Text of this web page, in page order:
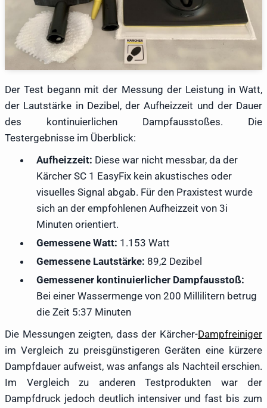
Der Test begann mit der Messung der Leistung in Watt,
der Lautstärke in Dezibel, der Aufheizzeit und der Dauer
des kontinuierlichen Dampfausstoßes. Die
Testergebnisse im Überblick:
Aufheizzeit: Diese war nicht messbar, da der
Kärcher SC 1 EasyFix kein akustisches oder
visuelles Signal abgab. Für den Praxistest wurde
sich an der empfohlenen Aufheizzeit von 3i
Minuten orientiert.
Gemessene Watt: 1.153 Watt
Gemessene Lautstärke: 89,2 Dezibel
Gemessener kontinuierlicher Dampfausstoß:
Bei einer Wassermenge von 200 Millilitern betrug
die Zeit 5:37 Minuten
Die Messungen zeigten, dass der Kärcher-Dampfreiniger
im Vergleich zu preisgünstigeren Geräten eine kürzere
Dampfdauer aufweist, was anfangs als Nachteil erschien.
Im Vergleich zu anderen Testprodukten war der
Dampfdruck jedoch deutlich intensiver und fast bis zum